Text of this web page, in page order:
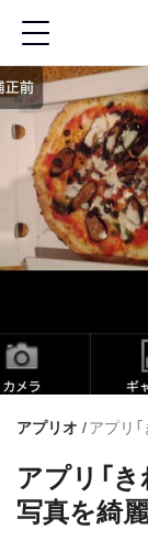
ン
コ
ン
ツ
動
アプリオ アプリ
アプリ「
写真を綺